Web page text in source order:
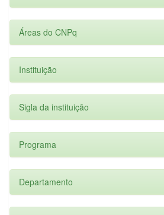
Áreas do CNPq
Instituição
Sigla da instituição
Programa
Departamento